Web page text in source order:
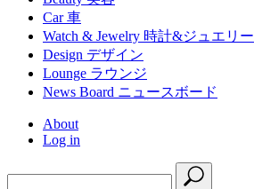
Car 車
Watch & Jewelry 時計&ジュエリー
Design デザイン
Lounge ラウンジ
News Board ニュースボード
About
Log in